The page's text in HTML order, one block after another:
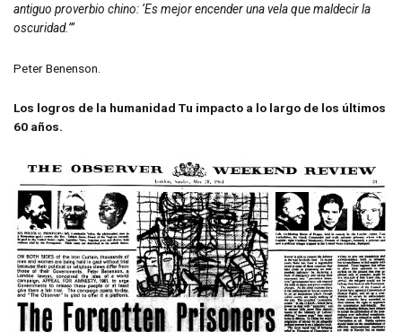
antiguo proverbio chino: ‘Es mejor encender una vela que maldecir la
oscuridad.’”
Peter Benenson.
Los logros de la humanidad Tu impacto a lo largo de los últimos
60 años.